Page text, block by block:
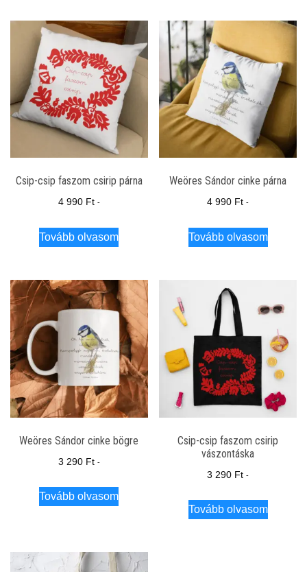
Csip-csip faszom csirip párna
4 990 Ft -
Tovább olvasom
Weöres Sándor cinke párna
4 990 Ft -
Tovább olvasom
Weöres Sándor cinke bögre
3 290 Ft -
Tovább olvasom
Csip-csip faszom csirip
vászontáska
3 290 Ft -
Tovább olvasom